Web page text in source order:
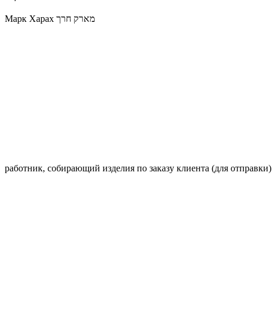
Марк Харах מארק חרך
работник, собирающий изделия по заказу клиента (для отправки)